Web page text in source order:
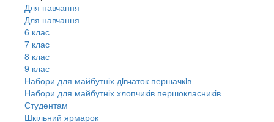
Для навчання
Для навчання
6 клас
7 клас
8 клас
9 клас
Набори для майбутніх дiвчаток першачкiв
Набори для майбутніх хлопчиків першокласників
Студентам
Шкільний ярмарок